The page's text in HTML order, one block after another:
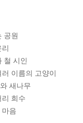
공원
철 시인
이름의 고양이
새나무
희수
마음